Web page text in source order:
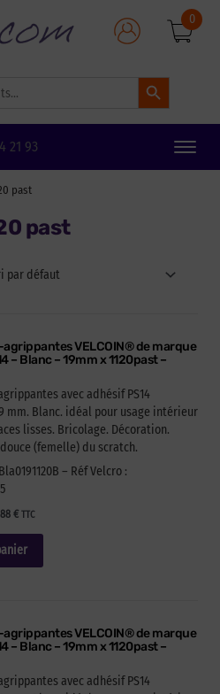
Search Button
0
21 93
Toggle
past
past
VELCOIN® de marque
– Blanc – 19mm x 1120past –
avec adhésif PS14
mm. Blanc. idéal pour usage intérieur
lisses. Bricolage. Décoration.
(femelle) du scratch.
– Réf Velcro :
€TTC
VELCOIN® de marque
– Blanc – 19mm x 1120past –
avec adhésif PS14